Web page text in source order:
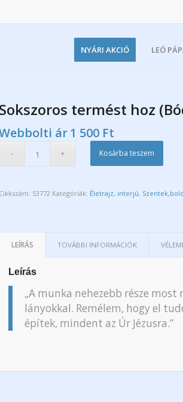
NYÁRI AKCIÓ LEÓ
Sokszoros termést hoz
ár1 500 Ft
Kosárba teszem
Cikkszám: 53772 Kategóriák: Életrajz, interjú,
LEÍRÁS TOVÁBBI INFORMÁCIÓK
Leírás
„A munka nehezebb része
lányokkal. Remélem, hogy el
építek, mindent az Úr Jézusra.”